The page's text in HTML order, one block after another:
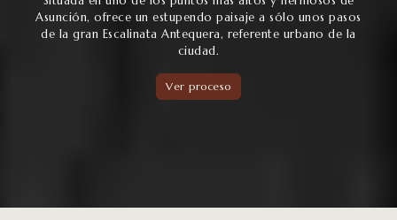
Asunción, ofrece un estupendo paisaje a sólo unos pasos
de la gran Escalinata Antequera, referente urbano de la
ciudad.
Ver proceso